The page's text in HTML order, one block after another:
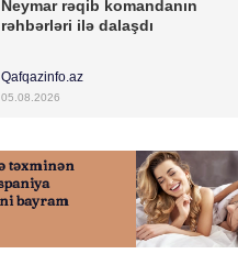
Neymar rəqib komandanın
rəhbərləri ilə dalaşdı
Qafqazinfo.az
05.08.2026